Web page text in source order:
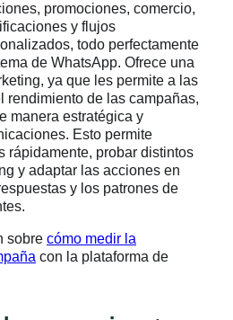
promociones, comercio,
y flujos
todo perfectamente
de WhatsApp. Ofrece una
ya que les permite a las
rendimiento de las campañas,
manera estratégica y
Esto permite
rápidamente, probar distintos
y adaptar las acciones en
y los patrones de
sobre cómo medir la
con la plataforma de